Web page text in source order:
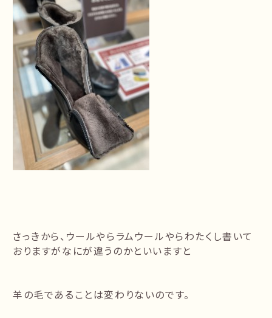
さっきから、ウールやらラムウールやらわたくし書いて
おりますがなにが違うのかといいますと
羊の毛であることは変わりないのです。